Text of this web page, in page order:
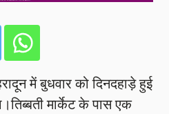
में बुधवार को दिनदहाड़े हुई
मार्केट के पास एक